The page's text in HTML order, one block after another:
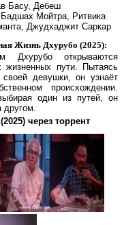
Басу, Дебеш
Бадшах Мойтра, Ритвика
Джудхаджит Саркар
Жизнь Дхурубо (2025):
Дхурубо открываются
жизненных пути. Пытаясь
девушки, он узнаёт
происхождении.
один из путей, он
другом.
через торрент